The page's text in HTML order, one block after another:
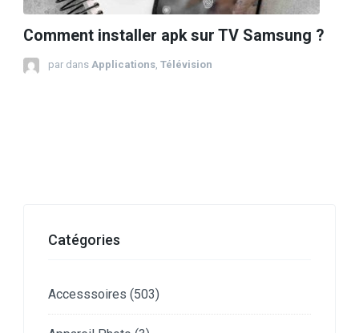
Comment installer apk sur TV Samsung ?
par dans Applications, Télévision
Catégories
Accesssoires (503)